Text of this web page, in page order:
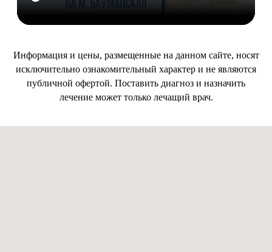
Информация и цены, размещенные на данном сайте, носят
исключительно ознакомительный характер и не являются
публичной офертой. Поставить диагноз и назначить
лечение может только лечащий врач.